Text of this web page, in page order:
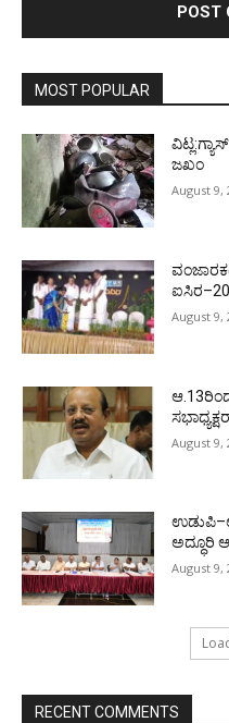
MOST POPULAR
ಜಖಂ
August 9,
August 9,
August 9,
ಅದ್ಧೂರಿ
August 9,
RECENT COMMENTS